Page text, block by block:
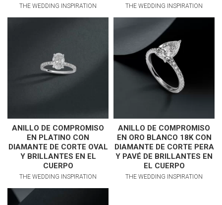
THE WEDDING INSPIRATION THE WEDDING INSPIRATION
ANILLO DE COMPROMISO
EN PLATINO CON
DIAMANTE DE CORTE OVAL
Y BRILLANTES EN EL
CUERPO
THE WEDDING INSPIRATION
ANILLO DE COMPROMISO
EN ORO BLANCO 18K CON
DIAMANTE DE CORTE PERA
Y PAVÉ DE BRILLANTES EN
EL CUERPO
THE WEDDING INSPIRATION